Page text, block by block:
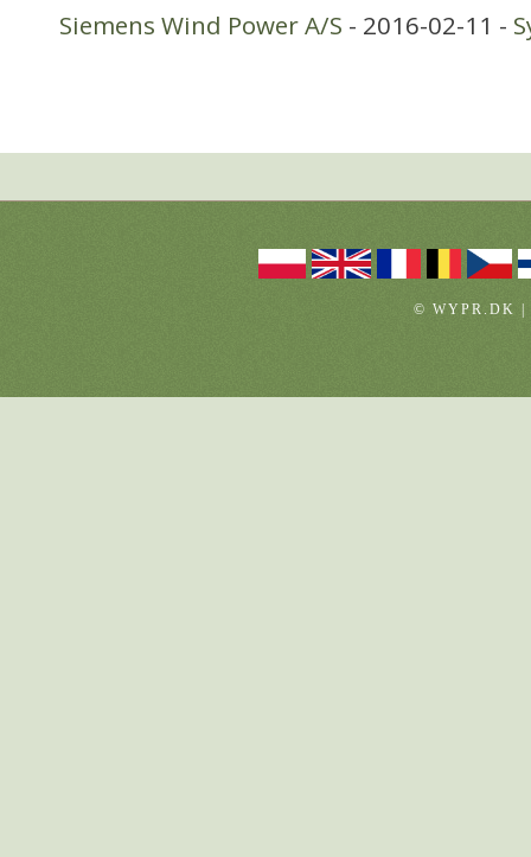
Siemens Wind Power A/S - 2016-02-11 -
© WYPR.DK